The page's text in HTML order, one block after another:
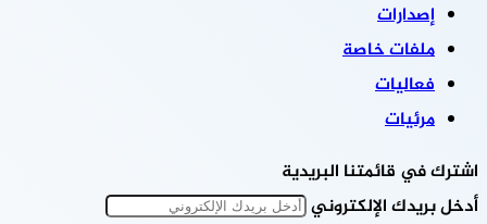
إصدارات
ملفات خاصة
فعاليات
مرئيات
اشترك في قائمتنا البريدية
أدخل بريدك الإلكتروني